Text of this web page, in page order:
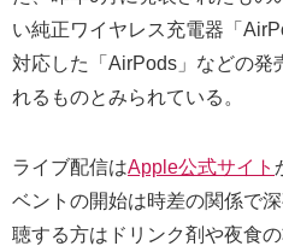
い純正ワイヤレス充電器「
対応した「AirPods」などの発
れるものとみられている。
ライブ配信はApple公式サイト
ベントの開始は時差の関係で
聴する方はドリンク剤や夜食の